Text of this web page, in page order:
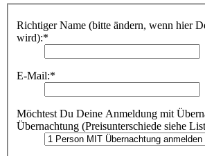
Richtiger Name (bitte ändern, wenn hier
wird):*
E-Mail:*
Möchtest Du Deine Anmeldung mit
Übernachtung (Preisunterschiede siehe